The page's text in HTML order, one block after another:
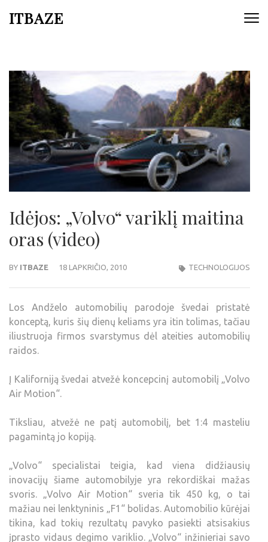
ITBAZE
Idėjos: „Volvo“ variklį maitina
oras (video)
BY ITBAZE 18 LAPKRIČIO, 2010 TECHNOLOGIJOS
Los Andželo automobilių parodoje švedai pristatė
konceptą, kuris šių dienų keliams yra itin tolimas, tačiau
iliustruoja firmos svarstymus dėl ateities automobilių
raidos.
Į Kaliforniją švedai atvežė koncepcinį automobilį „Volvo
Air Motion“.
Tiksliau, atvežė ne patį automobilį, bet 1:4 masteliu
pagamintą jo kopiją.
„Volvo“ specialistai teigia, kad viena didžiausių
inovacijų šiame automobilyje yra rekordiškai mažas
svoris. „Volvo Air Motion“ sveria tik 450 kg, o tai
mažiau nei lenktyninis „F1“ bolidas. Automobilio kūrėjai
tikina, kad tokių rezultatų pavyko pasiekti atsisakius
įprasto vidaus degimo variklio. „Volvo“ inžinieriai savo